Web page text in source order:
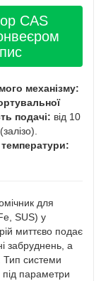
CAS
механізму:
подачі: від 10
для
SUS) у
миттєво подає
забруднень, а
Тип системи
під параметри